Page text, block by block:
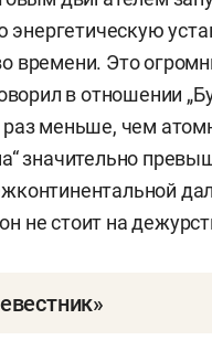
энергетическую
времени. Это
в отношении
меньше, чем
значительно
не стоит на